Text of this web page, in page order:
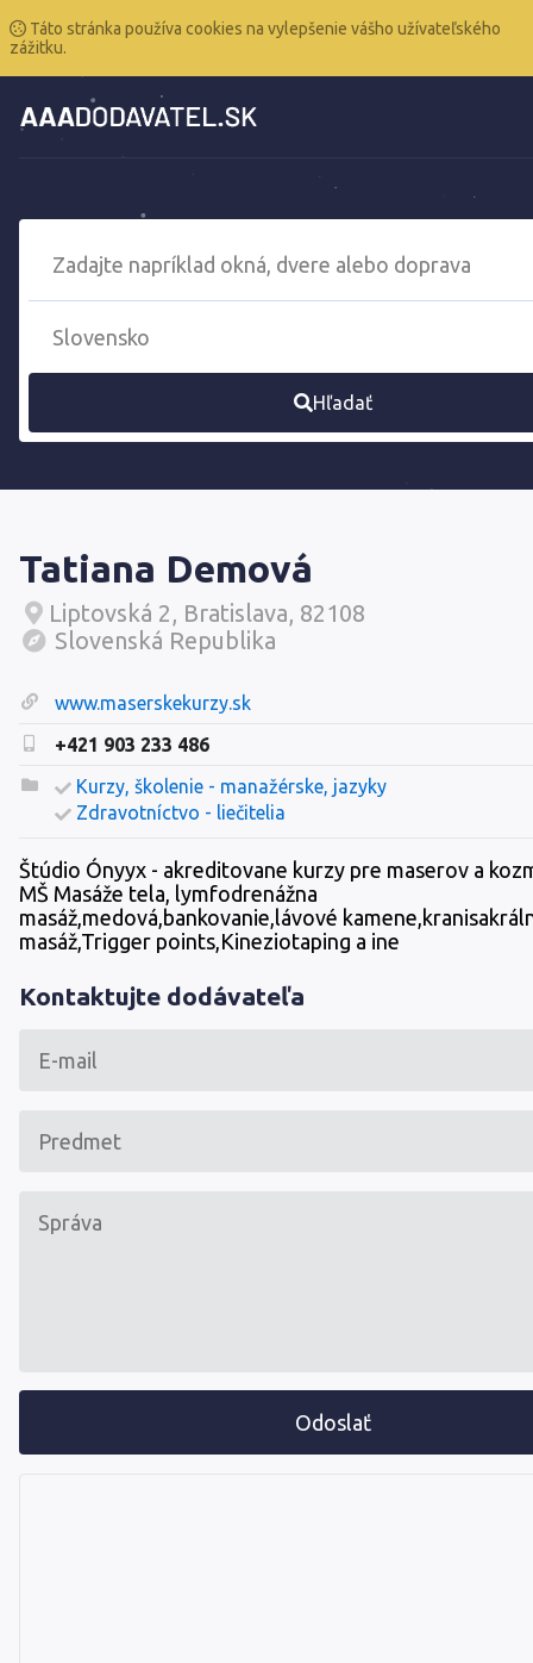
Táto stránka používa cookies na vylepšenie vášho užívateľského
zážitku.
Hľadať
Tatiana Demová
Liptovská 2, Bratislava, 82108
Slovenská Republika
www.maserskekurzy.sk
+421 903 233 486
Kurzy, školenie - manažérske, jazyky
Zdravotníctvo - liečitelia
Štúdio Ónyyx - akreditovane kurzy pre maserov a
MŠ Masáže tela, lymfodrenážna
masáž,medová,bankovanie,lávové
masáž,Trigger points,Kineziotaping a ine
Kontaktujte dodávateľa
Odoslať